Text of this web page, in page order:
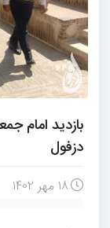
بازدید امام
دزفول
18 مهر 1402